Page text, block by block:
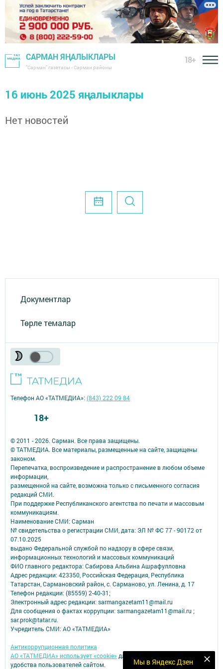
САРМАН ЯҢАЛЫКЛАРЫ
"Сарман" газетасы - Сарман районы
18+
16 июнь 2025 яңалыклары
Нет новостей
Документлар
Төрле темалар
Мы в Яндекс Дзен
© 2011 - 2026. Сарман. Все права защищены.
© ТАТМЕДИА. Все материалы, размещенные на сайте, защищены
законом.
Перепечатка, воспроизведение и распространение в любом объеме
информации,
размещенной на сайте, возможна только с письменного согласия
редакций СМИ.
При поддержке Республиканского агентства по печати и массовым
коммуникациям.
Наименование СМИ: Сарман
№ свидетельства о регистрации СМИ, дата: ЭЛ № ФС 77 - 90172 от
07.10.2025
выдано Федеральной службой по надзору в сфере связи,
информационных технологий и массовых коммуникаций
ФИО главного редактора: Сабирова Альбина Ашрафулловна
Адрес редакции: 423350, Российская Федерация, Республика
Татарстан, Сармановский район, с. Сарманово, ул. Ленина, д. 17
Телефон редакции: (85559) 2-40-31;
Электронный адрес редакции: sarmangazetam11@mail.ru
Для сообщения о фактах коррупции: sarmangazetam11@mail.ru ;
sar.prok@tatar.ru.
Учредитель СМИ: АО «ТАТМЕДИА»
Антикоррупционная политика
АО «ТАТМЕДИА» использует «cookie» для персонализации сервисов и
удобства пользователей сайтом.
Телефон АО «ТАТМЕДИА»:(843) 222 09 84
18+